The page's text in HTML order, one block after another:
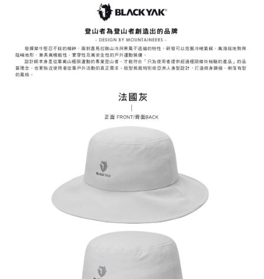
１．透過由恩沛科技股份有限公司提供之「AFTEE先享後付」服務完成之交
易，需依本服務之必要範圍內提供個人資料，並將交易相關給付款項請求債
權轉讓予恩沛科技股份有限公司。
２．關於個人資料處理事宜，請瀏覽以下網址：
https://aftee.tw/terms/#terms3
３．未成年的使用者請事先徵得法定代理人或監護人之同意方可使用
４．使用「AFTEE先享後付」時，將依據個別帳號之用戶狀況，依本公司即
時審查核予不同之上限額度；若仍有額度不足之情形，本公司將視審查結果
５．嚴禁一人註冊多個帳號或使用他人資訊註冊。若發現惡意使用之情形，
恩沛科技股份有限公司將有權停止該用戶之使用額度並採取法律行動。
每筆NT$60，滿NT$799(含以上)免運費
每筆NT$60，滿NT$799(含以上)免運費
每筆NT$70，滿NT$799(含以上)免運費